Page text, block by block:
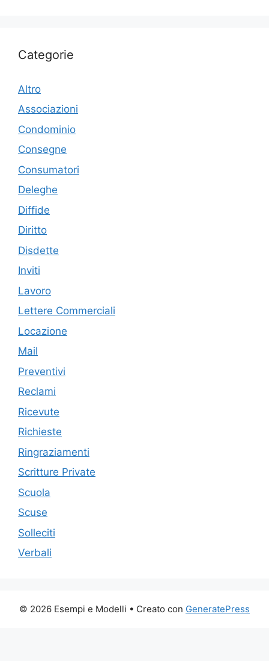
Categorie
Altro
Associazioni
Condominio
Consegne
Consumatori
Deleghe
Diffide
Diritto
Disdette
Inviti
Lavoro
Lettere Commerciali
Locazione
Mail
Preventivi
Reclami
Ricevute
Richieste
Ringraziamenti
Scritture Private
Scuola
Scuse
Solleciti
Verbali
© 2026 Esempi e Modelli • Creato con GeneratePress